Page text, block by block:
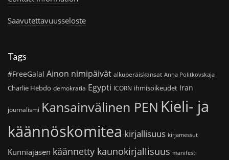
Saavutettavuusseloste
Tags
#FreeGalal Ainon nimipäivät alkuperäiskansat Anna Politkovskaja
Charlie Hebdo demokratia Egypti ICORN ihmisoikeudet Iran
journalismi Kansainvälinen PEN Kieli- ja
käännöskomitea kirjallisuus kirjamessut
Kunniajäsen käännetty kaunokirjallisuus manifesti